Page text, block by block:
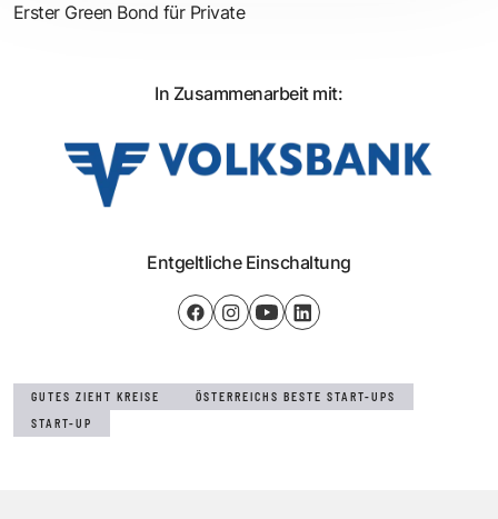
Erster Green Bond für Private
In Zusammenarbeit mit:
Entgeltliche Einschaltung
GUTES ZIEHT KREISE
ÖSTERREICHS BESTE START-UPS
START-UP